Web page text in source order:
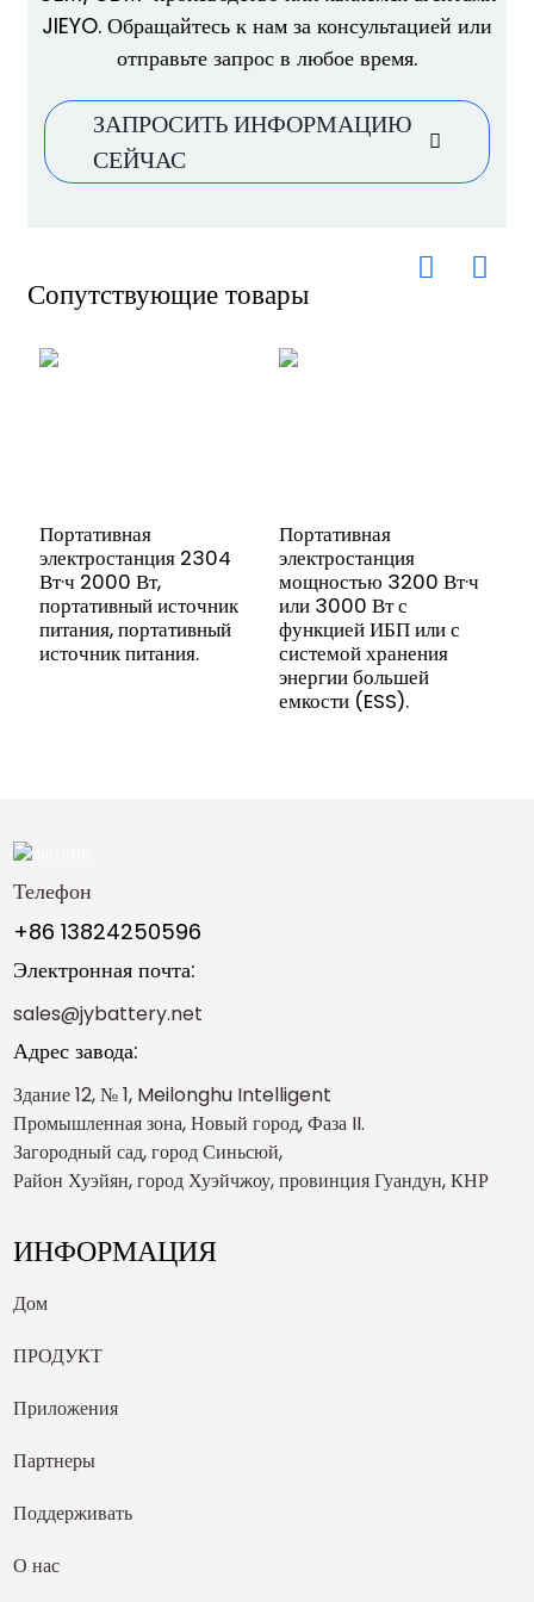
JIEYO. Обращайтесь к нам за консультацией или
отправьте запрос в любое время.
ЗАПРОСИТЬ ИНФОРМАЦИЮ
СЕЙЧАС
Сопутствующие товары
Портативная
электростанция 2304
Вт·ч 2000 Вт,
портативный источник
питания, портативный
источник питания.
Портативная
электростанция
мощностью 3200 Вт·ч
или 3000 Вт с
функцией ИБП или с
системой хранения
энергии большей
емкости (ESS).
Телефон
+86 13824250596
Электронная почта:
sales@jybattery.net
Адрес завода:
Здание 12, № 1, Meilonghu Intelligent
Промышленная зона, Новый город, Фаза II.
Загородный сад, город Синьсюй,
Район Хуэйян, город Хуэйчжоу, провинция Гуандун, КНР
ИНФОРМАЦИЯ
Дом
ПРОДУКТ
Приложения
Партнеры
Поддерживать
О нас